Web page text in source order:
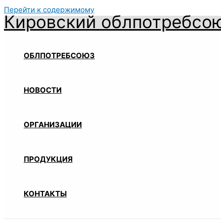
Перейти к содержимому
Кировский
ОБЛПОТРЕБСОЮЗ
НОВОСТИ
ОРГАНИЗАЦИИ
ПРОДУКЦИЯ
КОНТАКТЫ